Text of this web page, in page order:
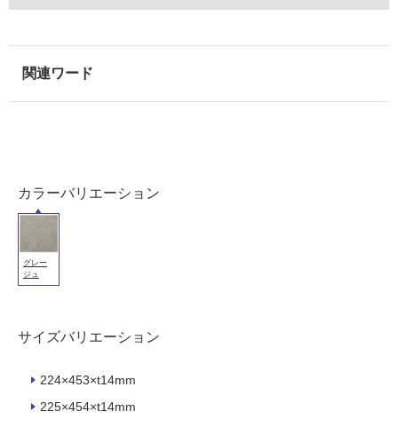
カラーバリエーション
グレー
ジュ
サイズバリエーション
224×453×t14mm
225×454×t14mm
使
地